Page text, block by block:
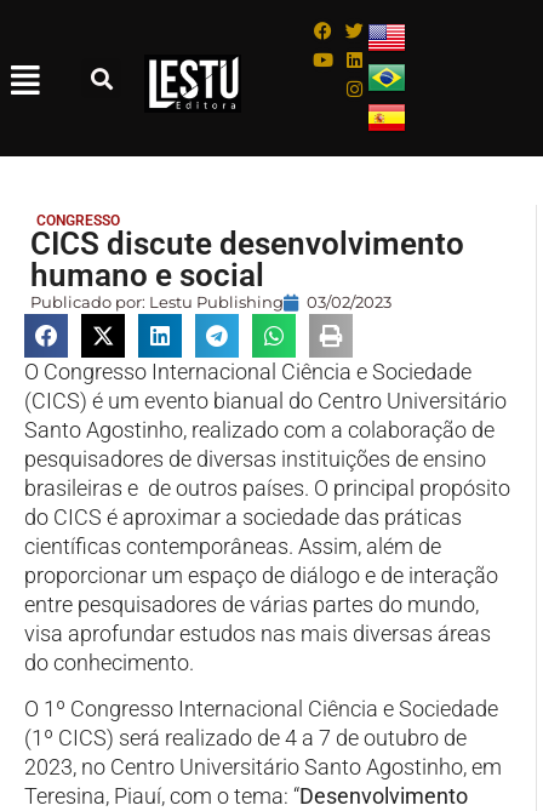
CONGRESSO
CICS discute desenvolvimento
humano e social
Publicado por: Lestu Publishing 03/02/2023
O Congresso Internacional Ciência e Sociedade
(CICS) é um evento bianual do Centro Universitário
Santo Agostinho, realizado com a colaboração de
pesquisadores de diversas instituições de ensino
brasileiras e de outros países. O principal propósito
do CICS é aproximar a sociedade das práticas
científicas contemporâneas. Assim, além de
proporcionar um espaço de diálogo e de interação
entre pesquisadores de várias partes do mundo,
visa aprofundar estudos nas mais diversas áreas
do conhecimento.
O 1º Congresso Internacional Ciência e Sociedade
(1º CICS) será realizado de 4 a 7 de outubro de
2023, no Centro Universitário Santo Agostinho, em
Teresina, Piauí, com o tema: “Desenvolvimento